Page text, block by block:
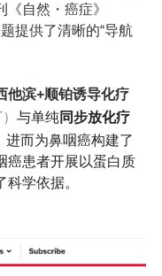
自然・癌症》
提供了清晰的“导航
他滨+顺铂诱导化疗
与单纯同步放化疗
而为鼻咽癌构建了
癌患者开展以蛋白质
学依据。